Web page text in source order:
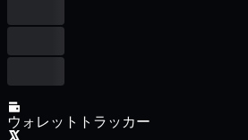
ウォレットトラッカー